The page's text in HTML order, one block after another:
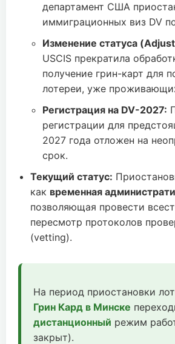
департамент США
иммиграционных виз DV
Изменение статуса
USCIS прекратила
получение грин-карт для
лотереи, уже
Регистрация на DV-2027:
регистрации для
2027 года отложен на
срок.
Текущий статус:
как временная
позволяющая провести
пересмотр протоколов
(vetting).
На период приостановки
Грин Кард в Минске
дистанционный режим
закрыт).